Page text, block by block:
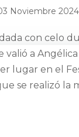
Noviembre 2024
con celo
valió a
lugar en el
se realizó la